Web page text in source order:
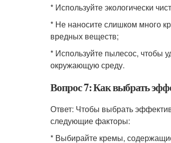
* Используйте экологически
* Не наносите слишком много
вредных веществ;
* Используйте пылесос, чтобы
окружающую среду.
Вопрос 7: Как выбрать
Ответ: Чтобы выбрать
следующие факторы:
* Выбирайте кремы,